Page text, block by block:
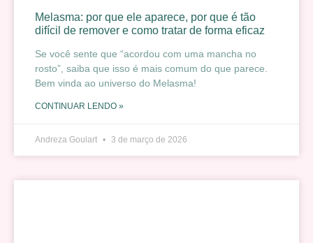
Melasma: por que ele aparece, por que é tão
difícil de remover e como tratar de forma eficaz
Se você sente que “acordou com uma mancha no
rosto”, saiba que isso é mais comum do que parece.
Bem vinda ao universo do Melasma!
CONTINUAR LENDO »
Andreza Goulart 3 de março de 2026